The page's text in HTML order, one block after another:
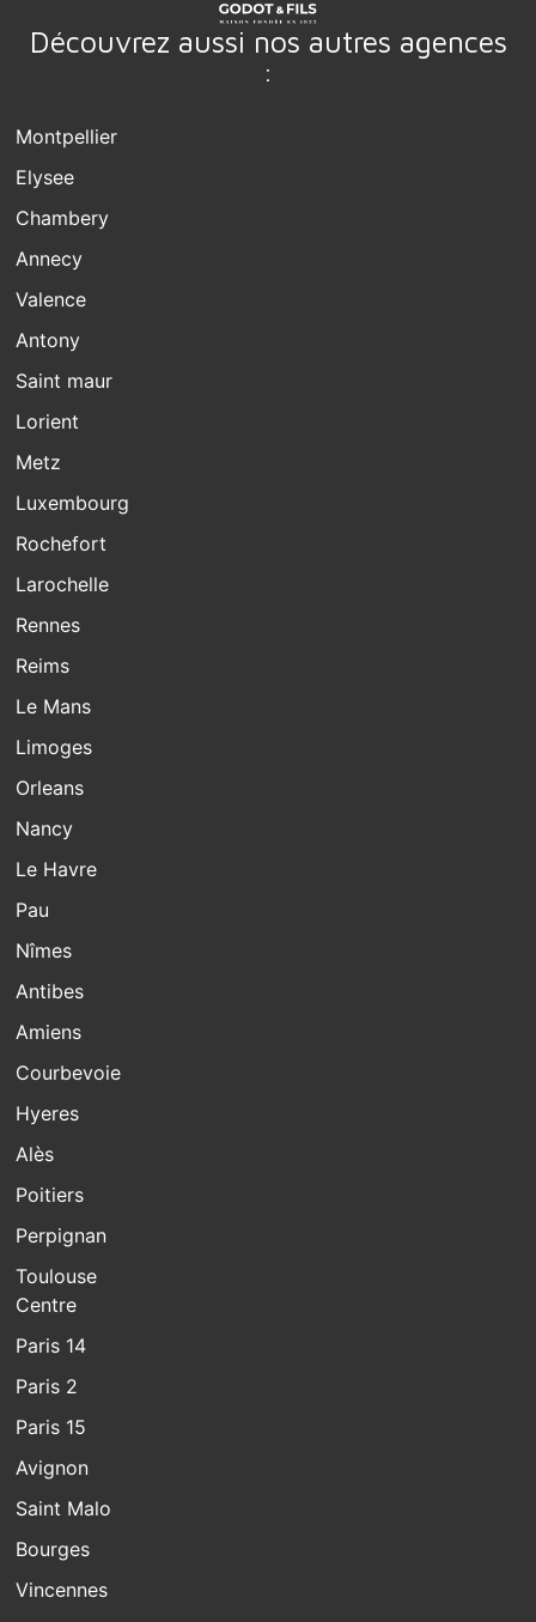
Découvrez aussi nos autres agences
:
Montpellier
Elysee
Chambery
Annecy
Valence
Antony
Saint maur
Lorient
Metz
Luxembourg
Rochefort
Larochelle
Rennes
Reims
Le Mans
Limoges
Orleans
Nancy
Le Havre
Pau
Nîmes
Antibes
Amiens
Courbevoie
Hyeres
Alès
Poitiers
Perpignan
Toulouse
Centre
Paris 14
Paris 2
Paris 15
Avignon
Saint Malo
Bourges
Vincennes